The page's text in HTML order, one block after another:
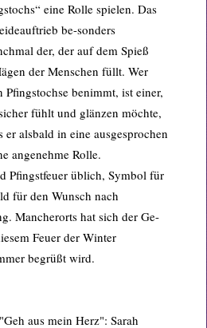
eine Rolle spielen. Das
be-sonders
der, der auf dem Spieß
der Menschen füllt. Wer
benimmt, ist einer,
fühlt und glänzen möchte,
alsbald in eine ausgesprochen
angenehme Rolle.
Pfingstfeuer üblich, Symbol für
für den Wunsch nach
Mancherorts hat sich der Ge-
Feuer der Winter
begrüßt wird.
aus mein Herz": Sarah